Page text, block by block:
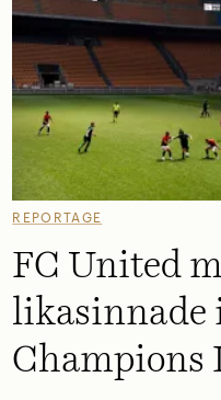
REPORTAGE
FC United
likasinnade
Champions